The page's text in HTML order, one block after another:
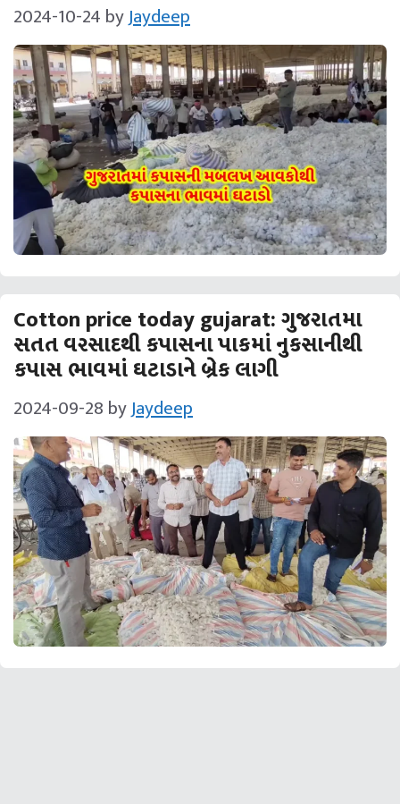
2024-10-24 byJaydeep
Cotton price today gujarat: ગુજરાતમા
સતત વરસાદથી કપાસના પાકમાં નુકસાનીથી
કપાસ ભાવમાં ઘટાડાને બ્રેક લાગી
2024-09-28 byJaydeep